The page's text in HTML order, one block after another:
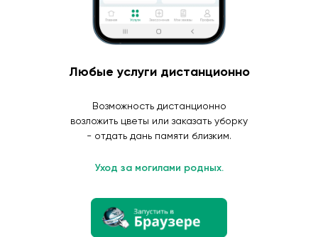
Любые услуги дистанционно
Возможность дистанционно
возложить цветы или заказать уборку
- отдать дань памяти близким.
Уход за могилами родных.